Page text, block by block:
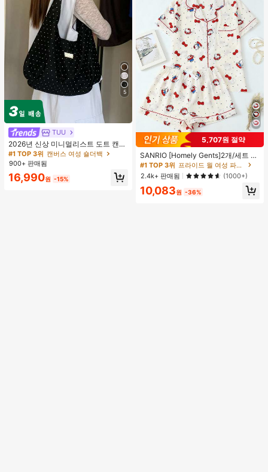
5
TUU
2026년 신상 미니멀리스트 도트 캔버
스 토트백, 대용량 캐주얼 다용도 통근
숄더 핸드백
#1 TOP 3위 캔버스 여성 숄더백
900+ 판매됨
16,990원 -15%
5,707원 절약
SANRIO [Homely Gents]2개/세트 여
성 프린트 라펠 반팔 버튼 포켓 상의
및 보우 반바지 잠옷 세트, 캐주얼 홈
웨어, 봄/여름에 적합
#1 TOP 3위
프라이드 월 여성 파자마 세트
높은 재방문 고객
거의 매진!
#1 TOP 3위
프라이드 월 여성 파자마 세트
높은 재방문 고객
거의 매진!
#1 TOP 3위
프라이드 월 여성 파자마 세트
높은 재방문 고객
거의 매진!
#1 TOP 3위
높은 재방문 고객
2.4k+ 판매됨 (1000+)
10,083원 -36%